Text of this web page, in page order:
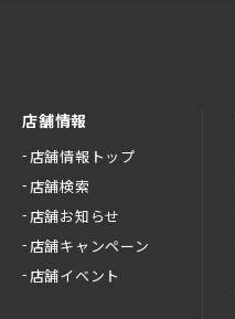
店舗情報
店舗情報トップ
店舗検索
店舗お知らせ
店舗キャンペーン
店舗イベント